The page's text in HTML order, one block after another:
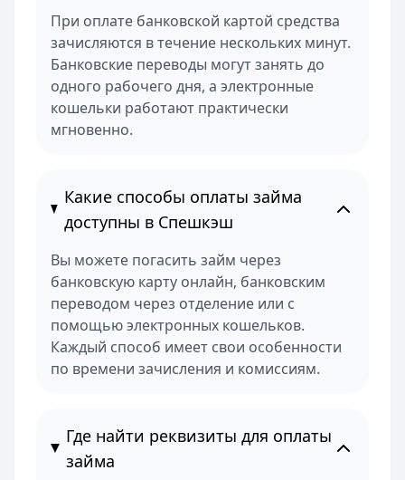
При оплате банковской картой средства
зачисляются в течение нескольких минут.
Банковские переводы могут занять до
одного рабочего дня, а электронные
кошельки работают практически
мгновенно.
Какие способы оплаты займа
доступны в Спешкэш
Вы можете погасить займ через
банковскую карту онлайн, банковским
переводом через отделение или с
помощью электронных кошельков.
Каждый способ имеет свои особенности
по времени зачисления и комиссиям.
Где найти реквизиты для оплаты
займа